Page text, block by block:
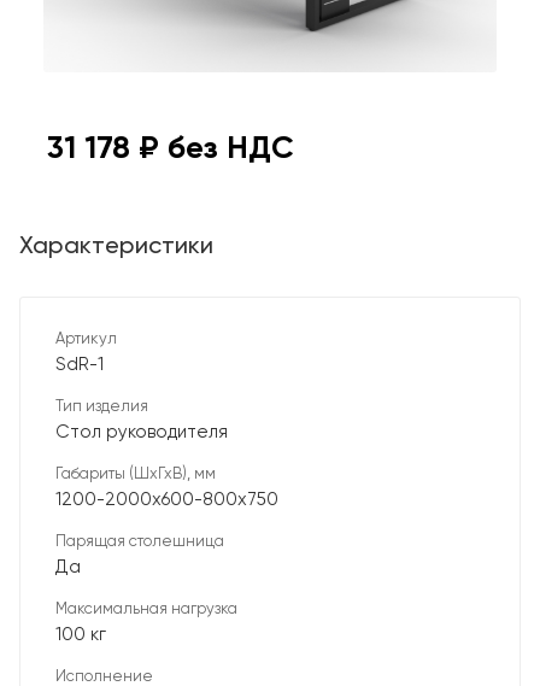
31 178 ₽ без НДС
Характеристики
Артикул
SdR-1
Тип изделия
Стол руководителя
Габариты (ШхГхВ), мм
1200-2000х600-800х750
Парящая столешница
Да
Максимальная нагрузка
100 кг
Исполнение